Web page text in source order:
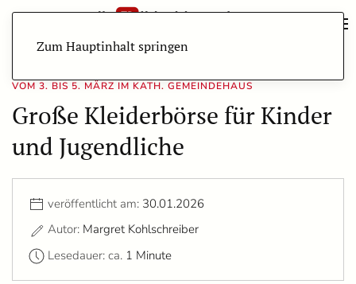
Zum Hauptinhalt springen
VOM 3. BIS 5. MÄRZ IM KATH. GEMEINDEHAUS
Große Kleiderbörse für Kinder
und Jugendliche
veröffentlicht am: 30.01.2026
Autor: Margret Kohlschreiber
Lesedauer: ca. 1 Minute